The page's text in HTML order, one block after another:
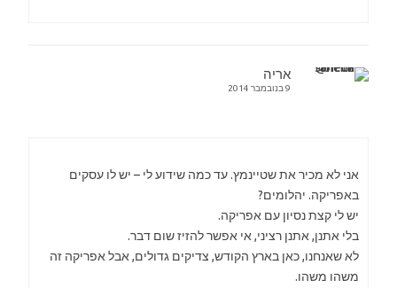
אריה
9 בנובמבר 2014
אני לא מכיר את שטיינמץ. עד כמה שידוע לי – יש לו עסקים
באפריקה. יהלומים?
יש לי קצת נסיון עם אפריקה.
בלי אתנן, אתנן רציני, אי אפשר להזיז שום דבר.
לא שאנחנו, כאן בארץ הקודש, צדיקים גדולים, אבל אפריקה זה
משהו משהו.